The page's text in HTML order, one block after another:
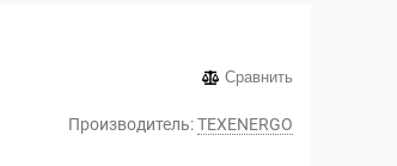
Сравнить
Производитель:TEXENERGO